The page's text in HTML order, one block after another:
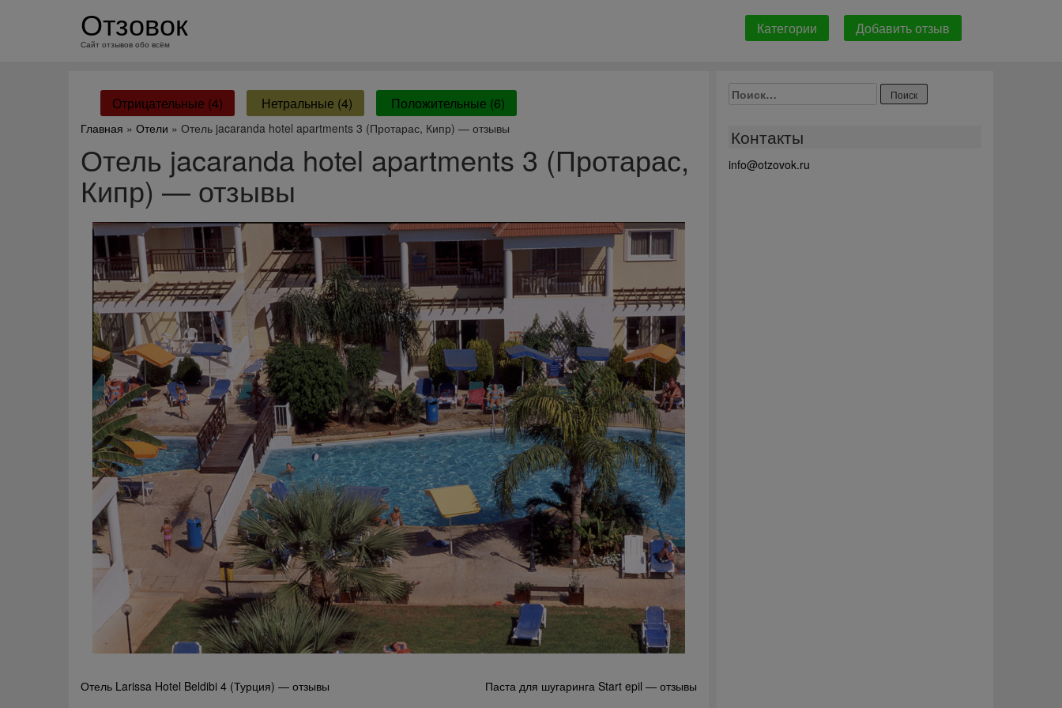
Отзовок
Сайт отзывов обо всём
Категории Добавить отзыв
Отрицательные (4) Нетральные (4) Положительные (6)
Главная » Отели » Отель jacaranda hotel apartments 3 (Протарас, Кипр) — отзывы
Отель jacaranda hotel apartments 3 (Протарас,
Кипр) — отзывы
Навигация
Отель Larissa Hotel Beldibi 4 (Турция) — отзывы Паста для шугаринга Start epil — отзывы
Найти:
Контакты
info@otzovok.ru